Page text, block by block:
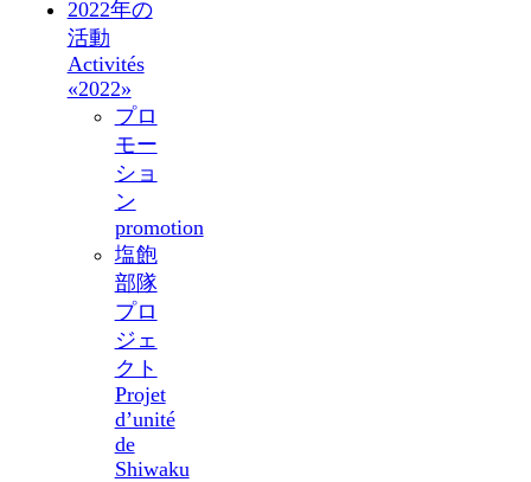
2022年の
活動
Activités
«2022»
プロ
モー
ショ
ン
promotion
塩飽
部隊
プロ
ジェ
クト
Projet
d’unité
de
Shiwaku